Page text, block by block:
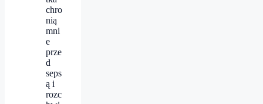
chro
nią
mni
e
prze
d
seps
ą i
rozc